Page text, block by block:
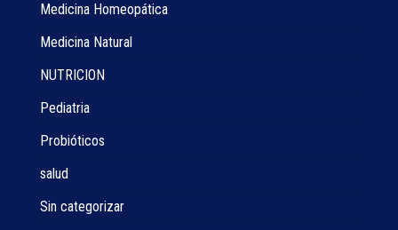
Medicina Homeopática
Medicina Natural
NUTRICION
Pediatria
Probióticos
salud
Sin categorizar